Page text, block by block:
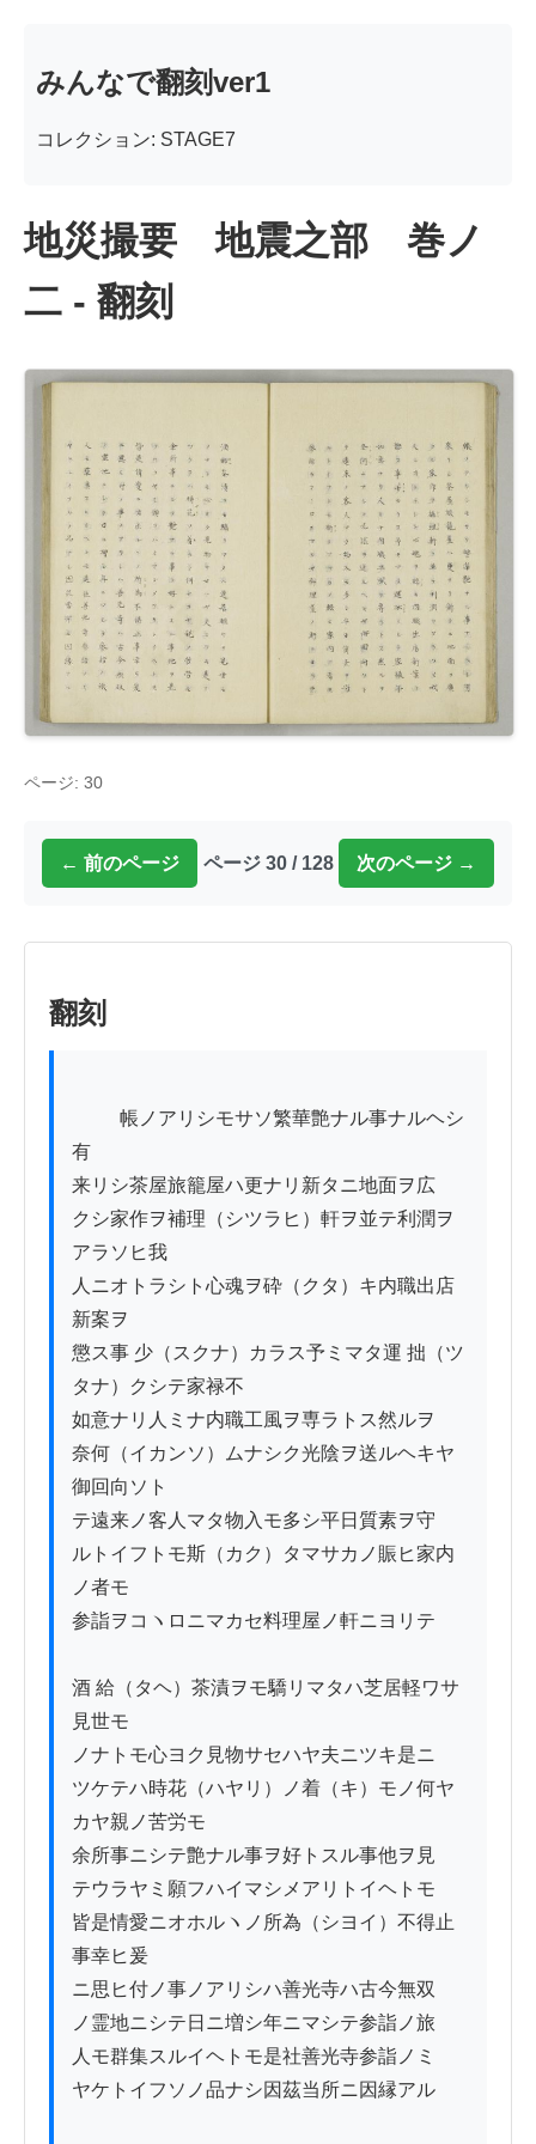
みんなで翻刻ver1
コレクション: STAGE7
地災撮要 地震之部 巻ノ
二 - 翻刻
ページ: 30
← 前のページ ページ 30 / 128 次のページ →
翻刻
有
来リシ茶屋旅籠屋ハ更ナリ新タニ地面ヲ広
クシ家作ヲ補理（シツラヒ）軒ヲ並テ利潤ヲ
アラソヒ我
人ニオトラシト心魂ヲ砕（クタ）キ内職出店
新案ヲ
懲ス事 少（スクナ）カラス予ミマタ運 拙（ツ
タナ）クシテ家禄不
如意ナリ人ミナ内職工風ヲ専ラトス然ルヲ
奈何（イカンソ）ムナシク光陰ヲ送ルヘキヤ
御回向ソト
テ遠来ノ客人マタ物入モ多シ平日質素ヲ守
ルトイフトモ斯（カク）タマサカノ賑ヒ家内
ノ者モ
参詣ヲコヽロニマカセ料理屋ノ軒ニヨリテ
酒 給（タヘ）茶漬ヲモ驕リマタハ芝居軽ワサ
見世モ
ノナトモ心ヨク見物サセハヤ夫ニツキ是ニ
ツケテハ時花（ハヤリ）ノ着（キ）モノ何ヤ
カヤ親ノ苦労モ
余所事ニシテ艶ナル事ヲ好トスル事他ヲ見
テウラヤミ願フハイマシメアリトイヘトモ
皆是情愛ニオホルヽノ所為（シヨイ）不得止
事幸ヒ爰
ニ思ヒ付ノ事ノアリシハ善光寺ハ古今無双
ノ霊地ニシテ日ニ増シ年ニマシテ参詣ノ旅
人モ群集スルイヘトモ是社善光寺参詣ノミ
ヤケトイフソノ品ナシ因茲当所ニ因縁アル